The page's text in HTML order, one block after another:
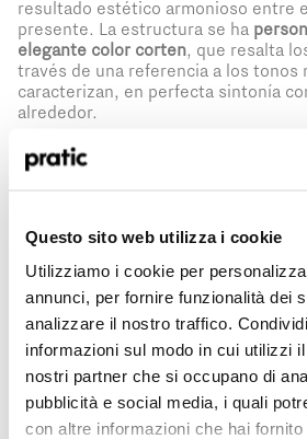
Questo sito web utilizza i cookie
Utilizziamo i cookie per
annunci, per fornire funzionalità dei
analizzare il nostro traffico.
informazioni sul modo in cui utilizzi
nostri partner che si occupano di
pubblicità e social media, i quali
con altre informazioni che hai
resultado estético armonioso entre
presente. La estructura se ha
elegante color corten, que resalta
través de una referencia a los tonos
caracterizan, en perfecta sintonía
alrededor.
Con un perfil portante de sólo 32
Para garantizar elmáximo conforten
se han instalado sistemas de
con dos ventiloconvectores a los
Esto ha transformado la terraza en
además de sofisticado, que los
para un desayuno otoñal o una cena
lago, en cualquier época del año.
HoReCa
Proyectista/Arquitecto
Privado
Distribuidor